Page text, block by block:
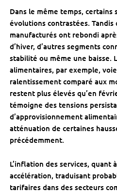
Dans le même temps, certains
évolutions contrastées.
manufacturés ont rebondi
d’hiver, d’autres segments
stabilité ou même une baisse.
alimentaires, par exemple,
ralentissement comparé aux
restent plus élevés qu’en
témoigne des tensions
d’approvisionnement
atténuation de certaines
précédemment.
L’inflation des services, quant
accélération, traduisant
tarifaires dans des secteurs